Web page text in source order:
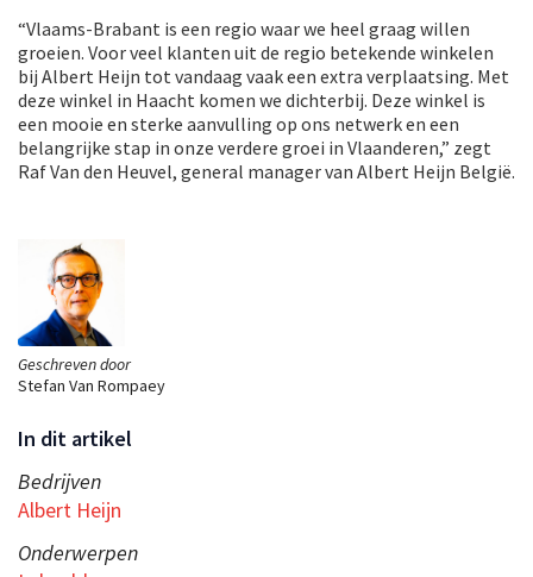
Geschreven door
Stefan Van Rompaey
In dit artikel
Bedrijven
Albert Heijn
Onderwerpen
“Vlaams-Brabant is een regio waar we heel graag willen
groeien. Voor veel klanten uit de regio betekende winkelen
bij Albert Heijn tot vandaag vaak een extra verplaatsing. Met
deze winkel in Haacht komen we dichterbij. Deze winkel is
een mooie en sterke aanvulling op ons netwerk en een
belangrijke stap in onze verdere groei in Vlaanderen,” zegt
Raf Van den Heuvel, general manager van Albert Heijn België.